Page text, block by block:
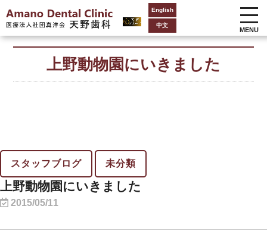
English
中文
MENU
上野動物園にいきました
スタッフブログ 未分類
上野動物園にいきました
2015/05/11